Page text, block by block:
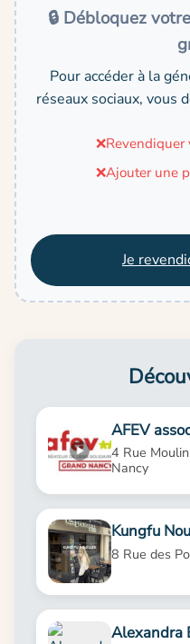
🔒 Débloquez
Pour accéder à la
réseaux sociaux, vous
❌
❌Ajouter une
Je
AFEV
4 Rue
Nancy
Kungfu
8 Rue des
Alexandra